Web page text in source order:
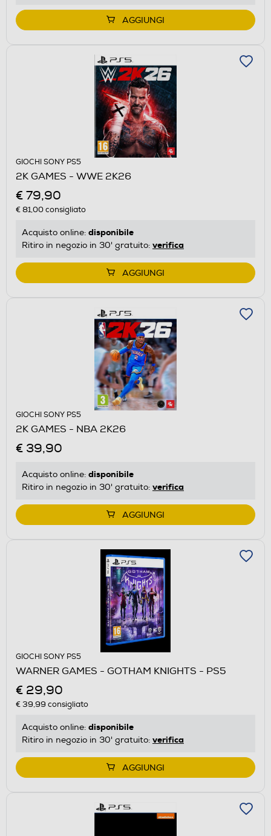
AGGIUNGI
GIOCHI SONY PS5
2K GAMES - WWE 2K26
€ 79,90
€ 81,00consigliato
Acquisto online: disponibile
Ritiro in negozio in 30' gratuito: verifica
AGGIUNGI
GIOCHI SONY PS5
2K GAMES - NBA 2K26
€ 39,90
Acquisto online: disponibile
Ritiro in negozio in 30' gratuito: verifica
AGGIUNGI
GIOCHI SONY PS5
WARNER GAMES - GOTHAM KNIGHTS - PS5
€ 29,90
€ 39,99 consigliato
Acquisto online: disponibile
Ritiro in negozio in 30' gratuito: verifica
AGGIUNGI